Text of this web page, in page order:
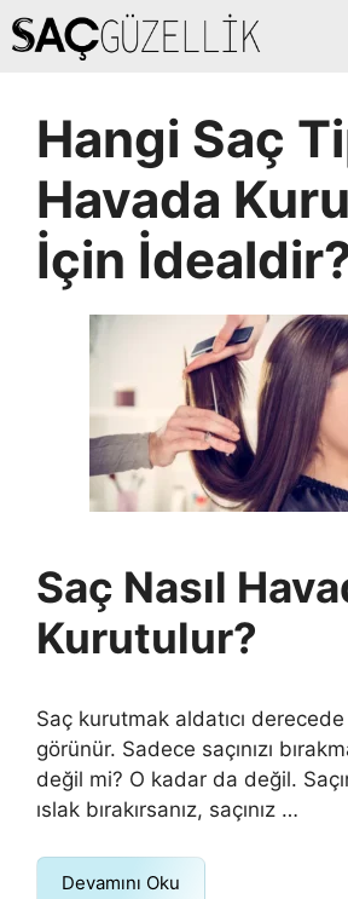
İçeriğe
atla
Hangi Saç
Havada
İçin
Saç Nasıl
Kurutulur?
Saç kurutmak aldatıcı
görünür. Sadece saçınızı
değil mi? O kadar da değil.
ıslak bırakırsanız, saçınız …
Devamını Oku